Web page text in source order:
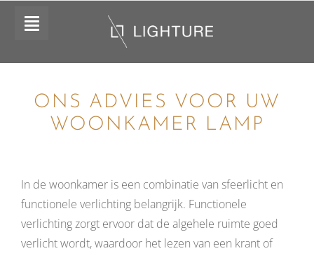
Toggle
Navigation
Home
Collectie
Over Ons
Shop
Contact
ONS ADVIES VOOR UW
WOONKAMER LAMP
In de woonkamer is een combinatie van sfeerlicht en
functionele verlichting belangrijk. Functionele
verlichting zorgt ervoor dat de algehele ruimte goed
verlicht wordt, waardoor het lezen van een krant of